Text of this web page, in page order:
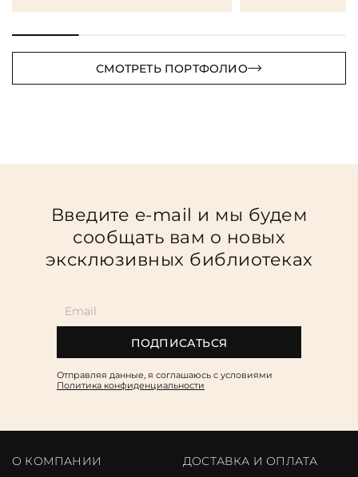
СМОТРЕТЬ ПОРТФОЛИО
Введите e-mail и мы будем
сообщать вам о новых
эксклюзивных библиотеках
ПОДПИСАТЬСЯ
Отправляя данные, я соглашаюсь c условиями
Политика конфиденциальности
О КОМПАНИИ
ДОСТАВКА И ОПЛАТА